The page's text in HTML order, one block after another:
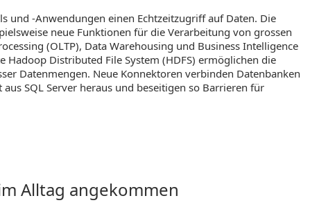
und -Anwendungen einen Echtzeitzugriff auf Daten. Die
neue Funktionen für die Verarbeitung von grossen
(OLTP), Data Warehousing und Business Intelligence
Hadoop Distributed File System (HDFS) ermöglichen die
Datenmengen. Neue Konnektoren verbinden Datenbanken
SQL Server heraus und beseitigen so Barrieren für
Alltag angekommen